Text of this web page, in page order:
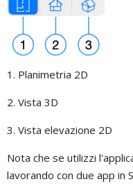
1. Planimetria 2D
2. Vista 3D
3. Vista elevazione 2D
Nota che se utilizzi
lavorando con due app in